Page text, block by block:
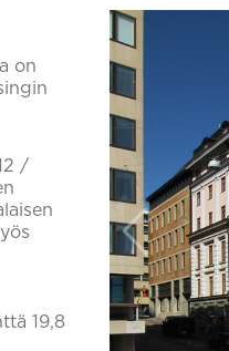
on
/
19,8